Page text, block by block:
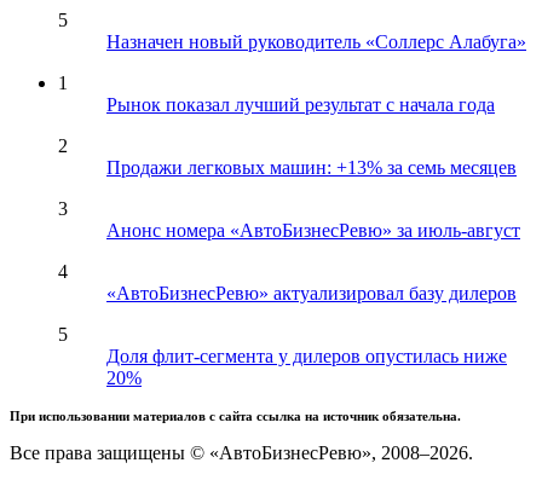
5
Назначен новый руководитель «Соллерс Алабуга»
1
Рынок показал лучший результат с начала года
2
Продажи легковых машин: +13% за семь месяцев
3
Анонс номера «АвтоБизнесРевю» за июль-август
4
«АвтоБизнесРевю» актуализировал базу дилеров
5
Доля флит-сегмента у дилеров опустилась ниже
20%
При использовании материалов с сайта ссылка на источник обязательна.
Все права защищены © «АвтоБизнесРевю», 2008–2026.